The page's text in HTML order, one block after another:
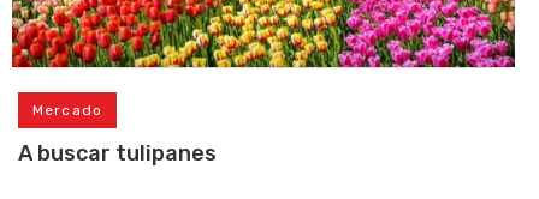
Mercado
A buscar tulipanes